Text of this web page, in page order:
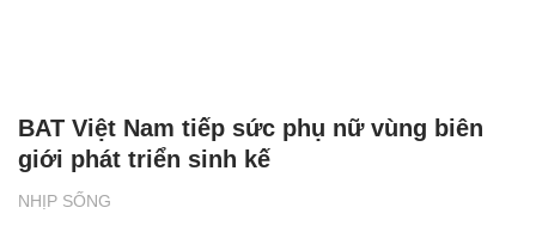
NHỊP SỐNG
BAT Việt Nam tiếp sức phụ nữ vùng biên
giới phát triển sinh kế